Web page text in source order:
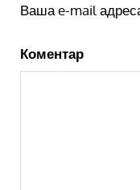
Ваша e-mail
Коментар